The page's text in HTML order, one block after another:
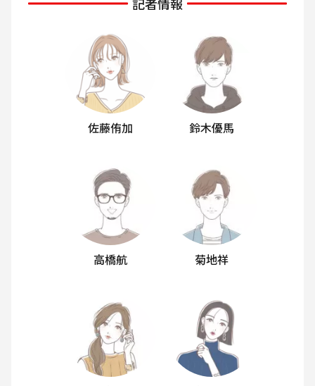
佐藤侑加 鈴木優馬
高橋航 菊地祥